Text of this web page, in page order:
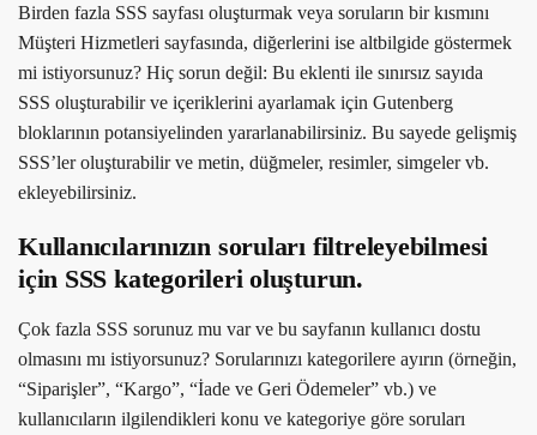
Birden fazla SSS sayfası oluşturmak veya soruların bir kısmını
Müşteri Hizmetleri sayfasında, diğerlerini ise altbilgide göstermek
mi istiyorsunuz? Hiç sorun değil: Bu eklenti ile sınırsız sayıda
SSS oluşturabilir ve içeriklerini ayarlamak için Gutenberg
bloklarının potansiyelinden yararlanabilirsiniz. Bu sayede gelişmiş
SSS’ler oluşturabilir ve metin, düğmeler, resimler, simgeler vb.
ekleyebilirsiniz.
Kullanıcılarınızın soruları filtreleyebilmesi
için SSS kategorileri oluşturun.
Çok fazla SSS sorunuz mu var ve bu sayfanın kullanıcı dostu
olmasını mı istiyorsunuz? Sorularınızı kategorilere ayırın (örneğin,
“Siparişler”, “Kargo”, “İade ve Geri Ödemeler” vb.) ve
kullanıcıların ilgilendikleri konu ve kategoriye göre soruları